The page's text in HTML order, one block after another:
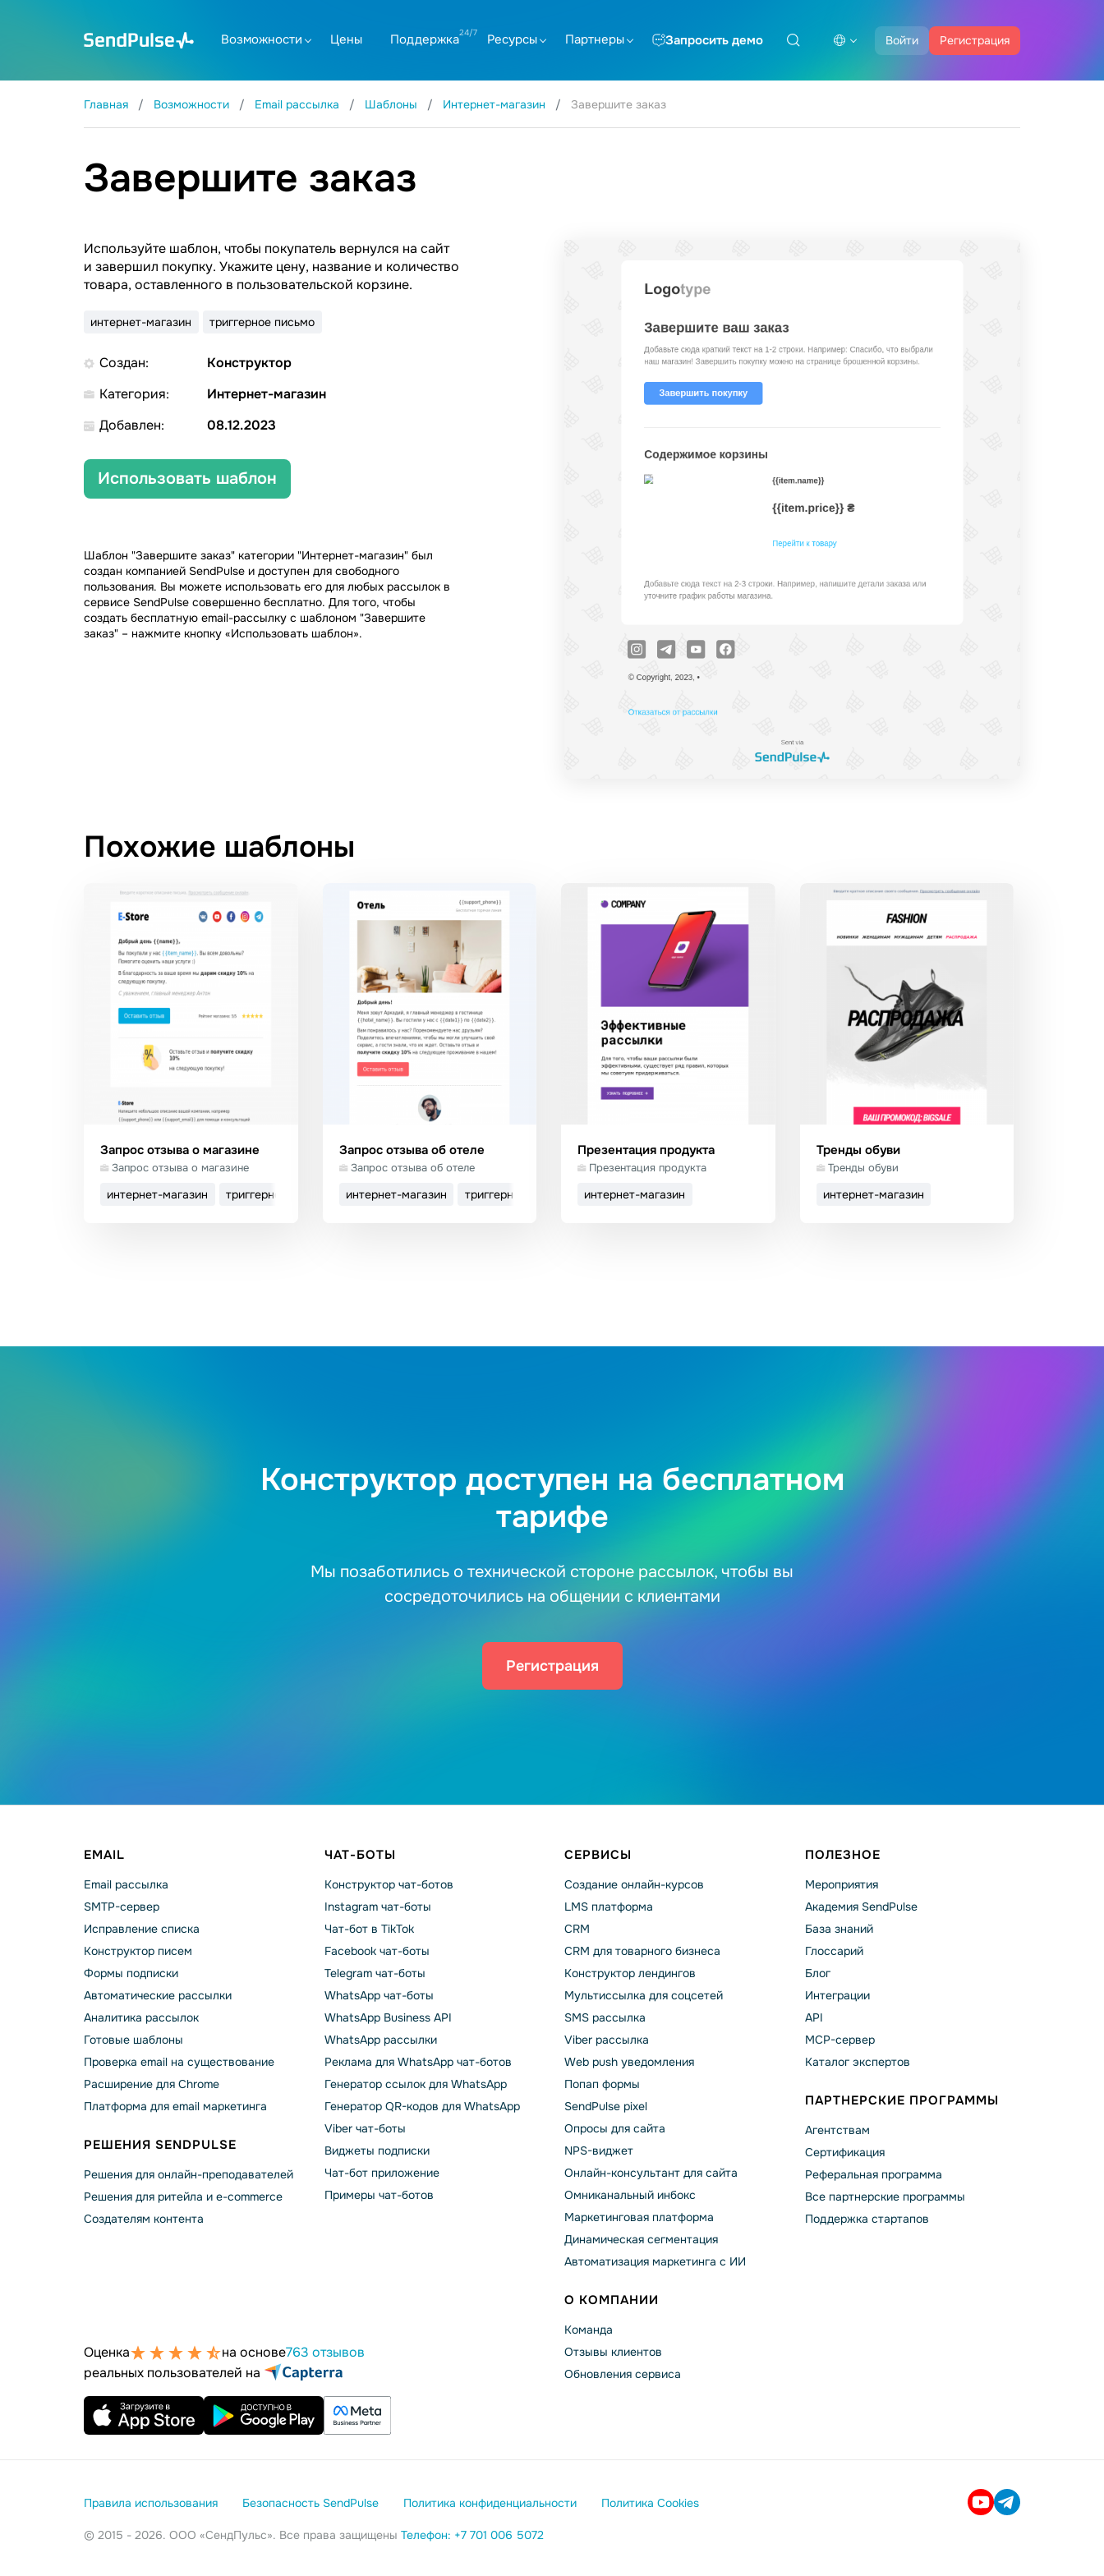
Войти Регистрация
Возможности Цены Поддержка Ресурсы Партнеры Запросить демо
Главная Возможности Email рассылка Шаблоны Интернет-магазин Завершите заказ
Завершите заказ
Используйте шаблон, чтобы покупатель вернулся на сайт
и завершил покупку. Укажите цену, название и количество
товара, оставленного в пользовательской корзине.
интернет-магазин триггерное письмо
Создан:
Конструктор
Категория:
Интернет-магазин
Добавлен:
08.12.2023
Использовать шаблон
Шаблон "Завершите заказ" категории "Интернет-магазин" был
создан компанией SendPulse и доступен для свободного
пользования. Вы можете использовать его для любых рассылок в
сервисе SendPulse совершенно бесплатно. Для того, чтобы
создать бесплатную email-рассылку с шаблоном "Завершите
заказ" – нажмите кнопку «Использовать шаблон».
Похожие шаблоны
Запрос отзыва о магазине
Запрос отзыва о магазине
интернет-магазин триггерное письмо
Запрос отзыва об отеле
Запрос отзыва об отеле
интернет-магазин триггерное письмо
Презентация продукта
Презентация продукта
интернет-магазин
Тренды обуви
Тренды обуви
интернет-магазин
Конструктор доступен на бесплатном
тарифе
Мы позаботились о технической стороне рассылок, чтобы вы
сосредоточились на общении с клиентами
Регистрация
EMAIL
Email рассылка
SMTP-сервер
Исправление списка
Конструктор писем
Формы подписки
Автоматические рассылки
Аналитика рассылок
Готовые шаблоны
Проверка email на существование
Расширение для Chrome
Платформа для email маркетинга
РЕШЕНИЯ SENDPULSE
Решения для онлайн-преподавателей
Решения для ритейла и e-commerce
Создателям контента
ЧАТ-БОТЫ
Конструктор чат-ботов
Instagram чат-боты
Чат-бот в TikTok
Facebook чат-боты
Telegram чат-боты
WhatsApp чат-боты
WhatsApp Business API
WhatsApp рассылки
Реклама для WhatsApp чат-ботов
Генератор ссылок для WhatsApp
Генератор QR-кодов для WhatsApp
Viber чат-боты
Виджеты подписки
Чат-бот приложение
Примеры чат-ботов
СЕРВИСЫ
Создание онлайн-курсов
LMS платформа
CRM
CRM для товарного бизнеса
Конструктор лендингов
Мультиссылка для соцсетей
SMS рассылка
Viber рассылка
Web push уведомления
Попап формы
SendPulse pixel
Опросы для сайта
NPS-виджет
Онлайн-консультант для сайта
Омниканальный инбокс
Маркетинговая платформа
Динамическая сегментация
Автоматизация маркетинга с ИИ
О КОМПАНИИ
Команда
Отзывы клиентов
Обновления сервиса
ПОЛЕЗНОЕ
Мероприятия
Академия SendPulse
База знаний
Глоссарий
Блог
Интеграции
API
MCP-сервер
Каталог экспертов
ПАРТНЕРСКИЕ ПРОГРАММЫ
Агентствам
Сертификация
Реферальная программа
Все партнерские программы
Поддержка стартапов
Оценка на основе763 отзывов
реальных пользователей на
Правила использования Безопасность SendPulse Политика конфиденциальности Политика Cookies
© 2015 - 2026. ООО «СендПульс». Все права защищены Телефон: +7 701 006 5072